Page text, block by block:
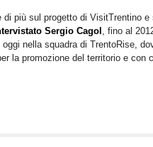
di più sul progetto di VisitTrentino
Sergio Cagol , fino al
oggi nella squadra di TrentoRise,
la promozione del territorio e con